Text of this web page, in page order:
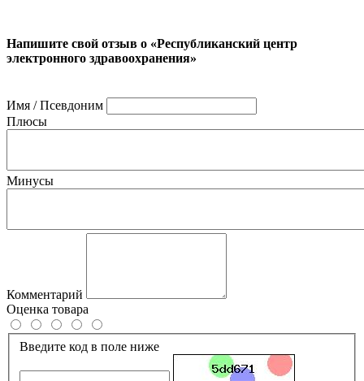
Напишите свой отзыв о «Республиканский центр
электронного здравоохранения»
Имя / Псевдоним
Плюсы
Минусы
Комментарий
Оценка товара
Введите код в поле ниже